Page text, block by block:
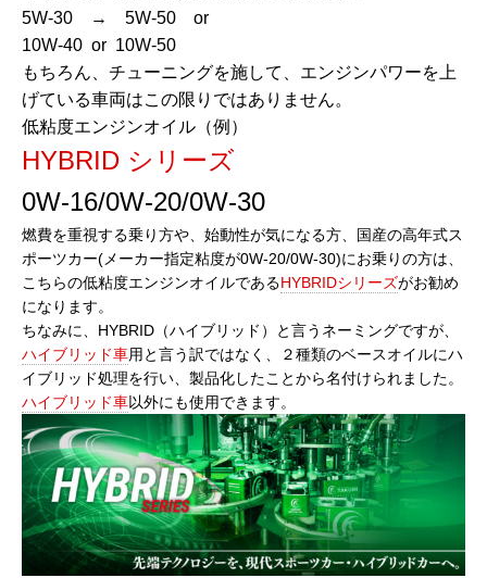
5W-30 → 5W-50 or
10W-40 or 10W-50
もちろん、チューニングを施して、エンジンパワーを上
げている車両はこの限りではありません。
低粘度エンジンオイル（例）
HYBRID シリーズ
0W-16/0W-20/0W-30
燃費を重視する乗り方や、始動性が気になる方、国産の高年式ス
ポーツカー(メーカー指定粘度が0W-20/0W-30)にお乗りの方は、
こちらの低粘度エンジンオイルであるHYBRIDシリーズがお勧め
になります。
ちなみに、HYBRID（ハイブリッド）と言うネーミングですが、
ハイブリッド車用と言う訳ではなく、２種類のベースオイルにハ
イブリッド処理を行い、製品化したことから名付けられました。
ハイブリッド車以外にも使用できます。